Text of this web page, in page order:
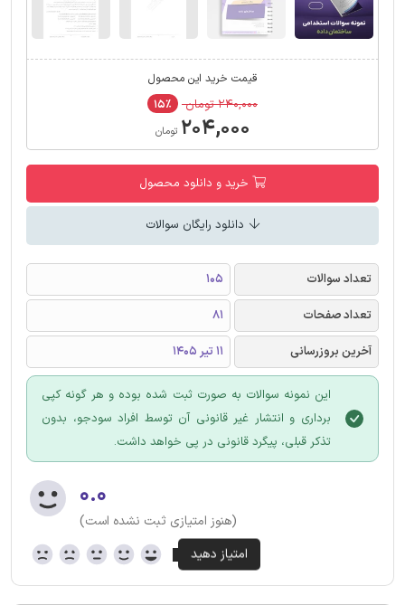
قیمت خرید این محصول
۲۴۰,۰۰۰ تومان ۱۵٪
۲۰۴,۰۰۰ تومان
خرید و دانلود محصول
دانلود رایگان سوالات
تعداد سوالات
105
تعداد صفحات
81
آخرین بروزرسانی
11 تیر 1405
این نمونه سوالات به صورت ثبت شده بوده و هر گونه کپی
برداری و انتشار غیر قانونی آن توسط افراد سودجو، بدون
تذکر قبلی، پیگرد قانونی در پی خواهد داشت.
۰.۰
(هنوز امتیازی ثبت نشده است)